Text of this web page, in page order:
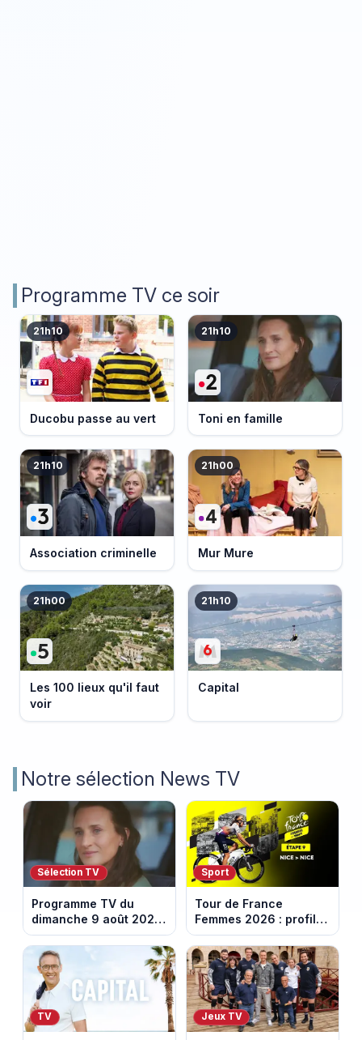
Programme TV ce soir
21h10
Ducobu passe au vert
21h10
Toni en famille
21h10
Association criminelle
21h00
Mur Mure
21h00
Les 100 lieux qu'il faut
voir
21h10
Capital
Notre sélection News TV
Sélection TV
Programme TV du
dimanche 9 août 2026
: notre sélection pour
votre soirée télé
Sport
Tour de France
Femmes 2026 : profil
et horaires de la
dernière étape à Nice
TV Jeux TV